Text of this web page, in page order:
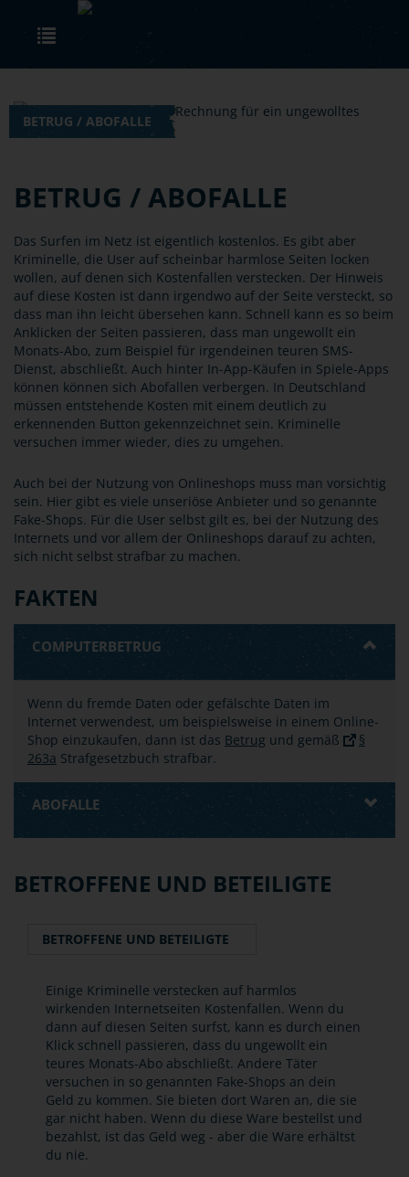
Skip to main content
BETRUG / ABOFALLE
BETRUG / ABOFALLE
Das Surfen im Netz ist eigentlich kostenlos. Es gibt aber
Kriminelle, die User auf scheinbar harmlose Seiten locken
wollen, auf denen sich Kostenfallen verstecken. Der Hinweis
auf diese Kosten ist dann irgendwo auf der Seite versteckt, so
dass man ihn leicht übersehen kann. Schnell kann es so beim
Anklicken der Seiten passieren, dass man ungewollt ein
Monats-Abo, zum Beispiel für irgendeinen teuren SMS-
Dienst, abschließt. Auch hinter In-App-Käufen in Spiele-Apps
können können sich Abofallen verbergen. In Deutschland
müssen entstehende Kosten mit einem deutlich zu
erkennenden Button gekennzeichnet sein. Kriminelle
versuchen immer wieder, dies zu umgehen.
Auch bei der Nutzung von Onlineshops muss man vorsichtig
sein. Hier gibt es viele unseriöse Anbieter und so genannte
Fake-Shops. Für die User selbst gilt es, bei der Nutzung des
Internets und vor allem der Onlineshops darauf zu achten,
sich nicht selbst strafbar zu machen.
FAKTEN
COMPUTERBETRUG
Wenn du fremde Daten oder gefälschte Daten im
Internet verwendest, um beispielsweise in einem Online-
Shop einzukaufen, dann ist das Betrug und gemäß
§
263a Strafgesetzbuch strafbar.
ABOFALLE
BETROFFENE UND BETEILIGTE
BETROFFENE UND BETEILIGTE
Einige Kriminelle verstecken auf harmlos
wirkenden Internetseiten Kostenfallen. Wenn du
dann auf diesen Seiten surfst, kann es durch einen
Klick schnell passieren, dass du ungewollt ein
teures Monats-Abo abschließt. Andere Täter
versuchen in so genannten Fake-Shops an dein
Geld zu kommen. Sie bieten dort Waren an, die sie
gar nicht haben. Wenn du diese Ware bestellst und
bezahlst, ist das Geld weg - aber die Ware erhältst
du nie.